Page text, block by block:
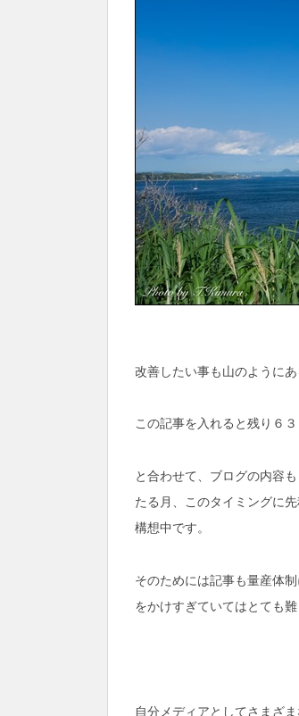
改善したい事も山のように
この記事を入れると残り６
と合わせて、ブログの内容
たる月、このタイミングに
構想中です。
そのためには記事も量産体
をかけすぎていてはとても
自分メディアとしてさまざ